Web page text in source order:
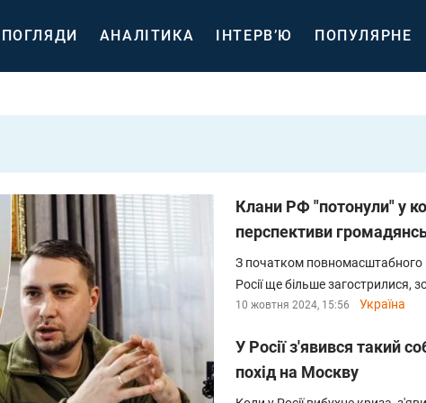
ПОГЛЯДИ АНАЛІТИКА ІНТЕРВ’Ю ПОПУЛЯРНЕ
Клани РФ "потонули" у
перспективи
З початком повномасштабного
Росії ще більше загострилися,
10 жовтня 2024, 15:56 Україна
У Росії з'явився такий
похід на Москву